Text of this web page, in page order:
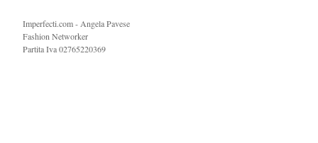
Imperfecti.com - Angela Pavese
Fashion Networker
Partita Iva 02765220369